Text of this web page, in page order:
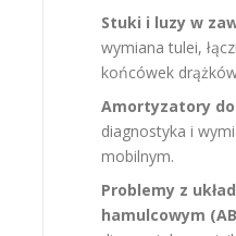
Stuki i luzy w
wymiana tulei,
końcówek
Amortyzatory
diagnostyka i
mobilnym.
Problemy z
hamulcowym